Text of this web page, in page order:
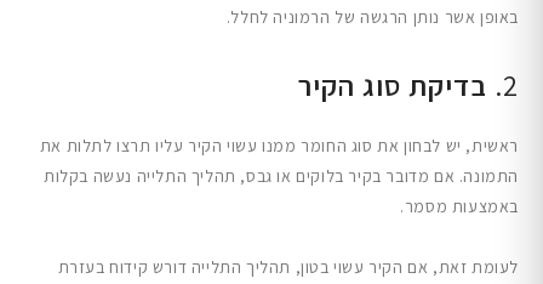
באופן אשר נותן הרגשה של הרמוניה לחלל.
2. בדיקת סוג הקיר
ראשית, יש לבחון את סוג החומר ממנו עשוי הקיר עליו תרצו לתלות את
התמונה. אם מדובר בקיר בלוקים או גבס, תהליך התלייה נעשה בקלות
באמצעות מסמר.
לעומת זאת, אם הקיר עשוי בטון, תהליך התלייה דורש קידוח בעזרת